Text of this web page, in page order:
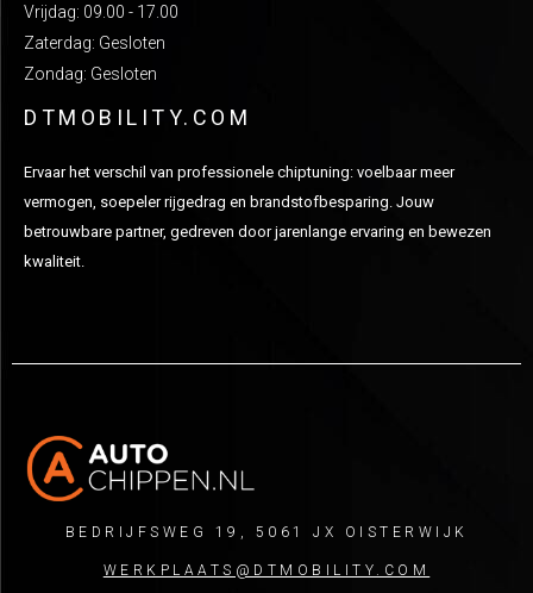
Vrijdag: 09.00 - 17.00
Zaterdag: Gesloten
Zondag: Gesloten
DTMOBILITY.COM
Ervaar het verschil van professionele chiptuning: voelbaar meer
vermogen, soepeler rijgedrag en brandstofbesparing. Jouw
betrouwbare partner, gedreven door jarenlange ervaring en bewezen
kwaliteit.
BEDRIJFSWEG 19, 5061 JX OISTERWIJK
WERKPLAATS@DTMOBILITY.COM